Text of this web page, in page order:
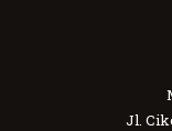
Jl.